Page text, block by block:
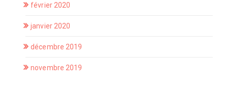
février 2020
janvier 2020
décembre 2019
novembre 2019